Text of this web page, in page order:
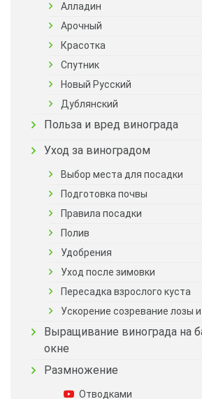
Алладин
Арочный
Красотка
Спутник
Новый Русский
Дублянский
Польза и вред винограда
Уход за виноградом
Выбор места для посадки
Подготовка почвы
Правила посадки
Полив
Удобрения
Уход после зимовки
Пересадка взрослого куста
Ускорение созревание лозы
Выращивание винограда на
окне
Размножение
Отводками